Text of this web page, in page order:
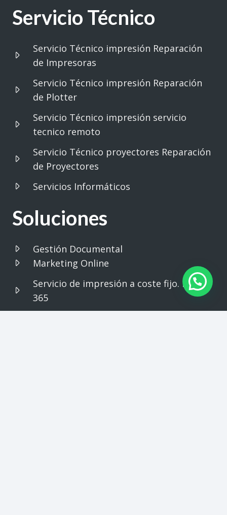
Servicio Técnico
Servicio Técnico impresión Reparación
de Impresoras
Servicio Técnico impresión Reparación
de Plotter
Servicio Técnico impresión servicio
tecnico remoto
Servicio Técnico proyectores Reparación
de Proyectores
Servicios Informáticos
Soluciones
Gestión Documental
Marketing Online
Servicio de impresión a coste fijo. Print
365